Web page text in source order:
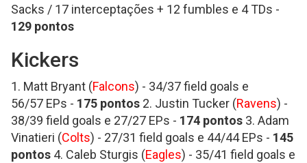
Sacks / 17 interceptações + 12 fumbles e 4 TDs -
129 pontos
Kickers
1. Matt Bryant (Falcons) - 34/37 field goals e
56/57 EPs - 175 pontos 2. Justin Tucker (Ravens) -
38/39 field goals e 27/27 EPs - 174 pontos 3. Adam
Vinatieri (Colts) - 27/31 field goals e 44/44 EPs - 145
pontos 4. Caleb Sturgis (Eagles) - 35/41 field goals e